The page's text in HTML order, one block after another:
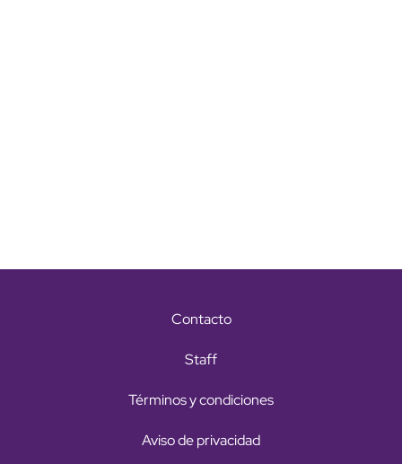
Contacto
Staff
Términos y condiciones
Aviso de privacidad